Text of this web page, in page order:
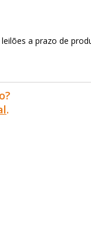
a prazo de
.